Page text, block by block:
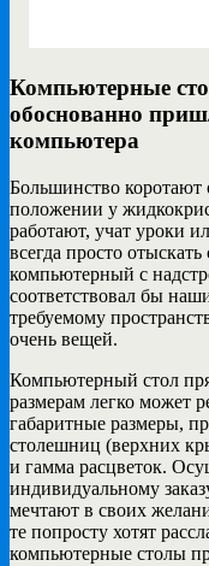
Компьютерные
обоснованно
компьютера
Большинство коротают
положении у
работают, учат уроки
всегда просто
компьютерный с
соответствовал бы
требуемому
очень вещей.
Компьютерный стол
размерам легко может
габаритные размеры,
столешниц (верхних
и гамма расцветок.
индивидуальному
мечтают в своих
те попросту хотят
компьютерные столы